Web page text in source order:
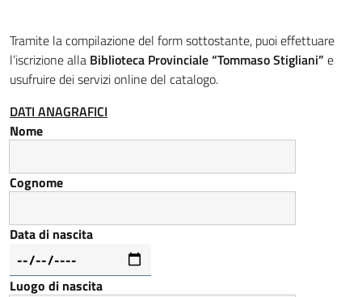
Tramite la compilazione del form sottostante, puoi effettuare
l’iscrizione alla Biblioteca Provinciale “Tommaso Stigliani” e
usufruire dei servizi online del catalogo.
DATI ANAGRAFICI
Nome
Cognome
Data di nascita
Luogo di nascita